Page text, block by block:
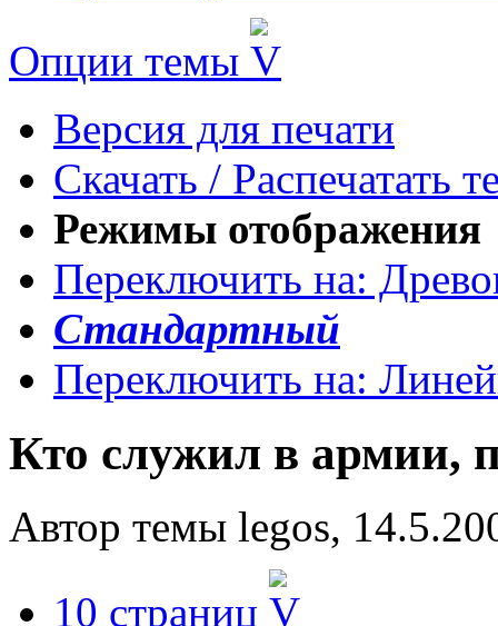
Опции темы
Версия для печати
Скачать / Распечатать
Режимы отображения
Переключить на:
Стандартный
Переключить на:
Кто служил в армии,
Автор темы legos,
10 страниц